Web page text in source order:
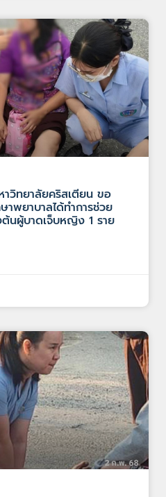
วิทยาลัยคริสเตียน ขอ
พยาบาลได้ทำการช่วย
นผู้บาดเจ็บหญิง 1 ราย